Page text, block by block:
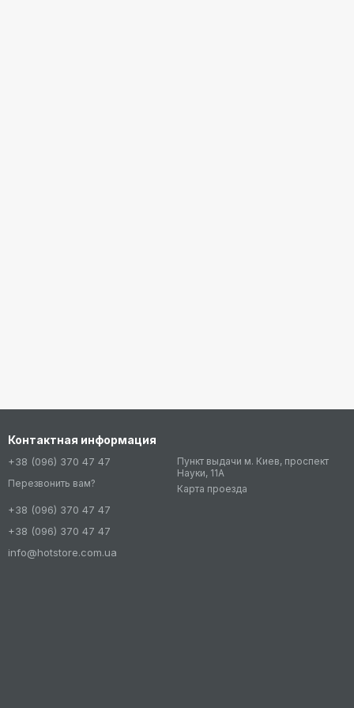
Контактная информация
+38 (096) 370 47 47
Перезвонить вам?
+38 (096) 370 47 47
+38 (096) 370 47 47
info@hotstore.com.ua
Пункт выдачи м. Киев, проспект
Науки, 11А
Карта проезда